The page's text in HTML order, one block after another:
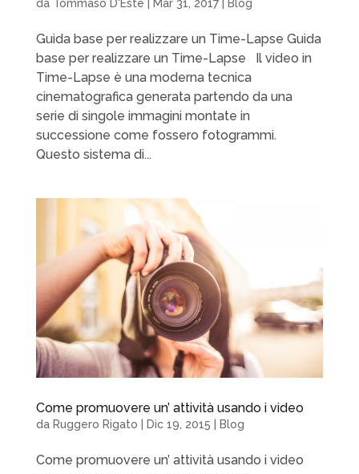
da Tommaso D'Este Mar 31, 2017| Blog
Guida base per realizzare un Time-Lapse Guida
base per realizzare un Time-Lapse Il video in
Time-Lapse è una moderna tecnica
cinematografica generata partendo da una
serie di singole immagini montate in
successione come fossero fotogrammi.
Questo sistema di...
Come promuovere un’ attività usando i video
da Ruggero Rigato Dic 19, 2015 Blog
Come promuovere un’ attività usando i video